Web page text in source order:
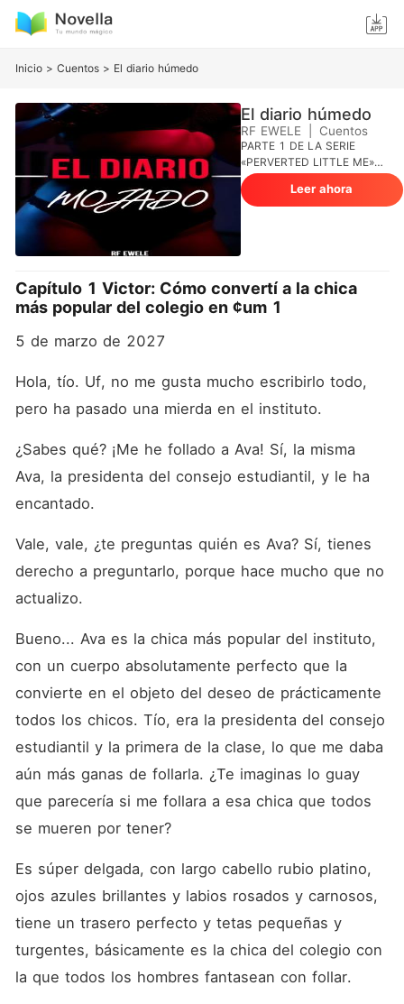
Inicio > Cuentos > El diario húmedo
El diario húmedo
RF EWELE Cuentos
PARTE 1 DE LA SERIE
«PERVERTED LITTLE ME»
ADVERTENCIA⚠️ Este libro
está dirigido exclusivamente
a los amantes de la literatura
una historia obscena, pero
pensando, amigo. Cada
capítulo de este diario son
que estás leyendo el diario
de alguien, pero no solo de
una persona... ¿Entiendes lo
aventuras sexuales te harán
recordar algunos recuerdos
maravillosos. Me refiero a
despreciar o abusar de
nadie, ni de la comunidad
LBGTQ ni de los
heterosexuales, este libro no
imaginas leer el diario de
una chica de instituto sobre
cómo se folló a su profesor
escena, PD: esto no es para
niños, demasiado caliente
para los empollones... solo
un psicópata puede meterse
Leer ahora
Capítulo 1 Victor: Cómo convertí a la chica
más popular del colegio en ¢um 1
5 de marzo de 2027
Hola, tío. Uf, no me gusta mucho escribirlo todo,
pero ha pasado una mierda en el instituto.
¿Sabes qué? ¡Me he follado a Ava! Sí, la misma
Ava, la presidenta del consejo estudiantil, y le ha
encantado.
Vale, vale, ¿te preguntas quién es Ava? Sí, tienes
derecho a preguntarlo, porque hace mucho que no
actualizo.
Bueno... Ava es la chica más popular del instituto,
con un cuerpo absolutamente perfecto que la
convierte en el objeto del deseo de prácticamente
todos los chicos. Tío, era la presidenta del consejo
estudiantil y la primera de la clase, lo que me daba
aún más ganas de follarla. ¿Te imaginas lo guay
que parecería si me follara a esa chica que todos
se mueren por tener?
Es súper delgada, con largo cabello rubio platino,
ojos azules brillantes y labios rosados y carnosos,
tiene un trasero perfecto y tetas pequeñas y
turgentes, básicamente es la chica del colegio con
la que todos los hombres fantasean con follar.